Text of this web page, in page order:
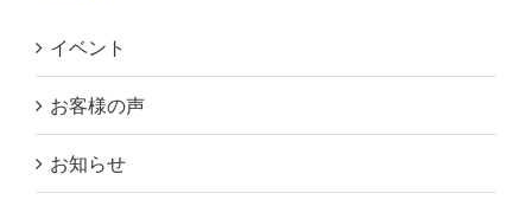
イベント
お客様の声
お知らせ